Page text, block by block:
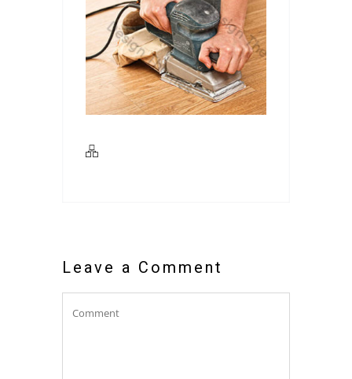
Leave a Comment